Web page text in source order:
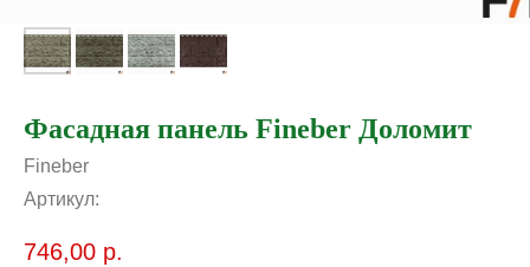
Фасадная панель Fineber Доломит
Fineber
Артикул:
746,00 р.